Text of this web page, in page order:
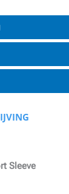
Sleeve